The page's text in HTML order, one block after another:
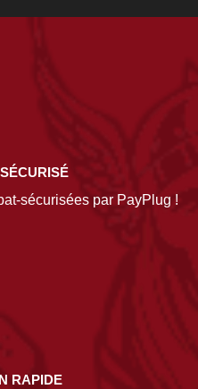
sécurisées par PayPlug !
RAPIDE